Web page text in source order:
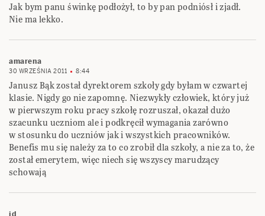
Jak bym panu świnkę podłożył, to by pan podniósł i zjadł.
Nie ma lekko.
amarena
30 WRZEŚNIA 2011 8:44
Janusz Bąk został dyrektorem szkoły gdy byłam w czwartej
klasie. Nigdy go nie zapomnę. Niezwykły człowiek, który już
w pierwszym roku pracy szkołę rozruszał, okazał dużo
szacunku uczniom ale i podkręcił wymagania zarówno
w stosunku do uczniów jak i wszystkich pracowników.
Benefis mu się należy za to co zrobił dla szkoły, a nie za to, że
został emerytem, więc niech się wszyscy marudzący
schowają